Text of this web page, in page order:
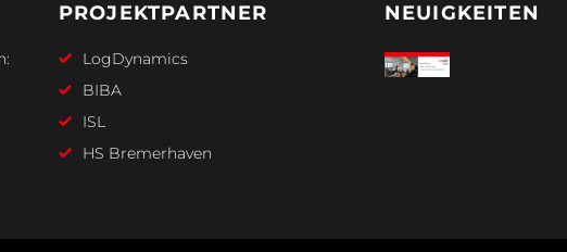
PROJEKTPARTNER
LogDynamics
BIBA
ISL
HS Bremerhaven
NEUIGKEITEN